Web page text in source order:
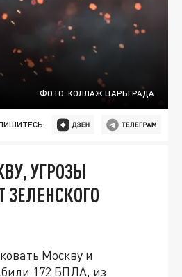
ФОТО: КОЛЛАЖ ЦАРЬГРАДА
УГРОЗЫ
ЗЕЛЕНСКОГО
Москву и
172 БПЛА, из